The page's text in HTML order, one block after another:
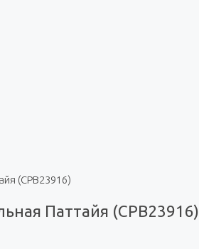
(CPB23916)
Паттайя (CPB23916)